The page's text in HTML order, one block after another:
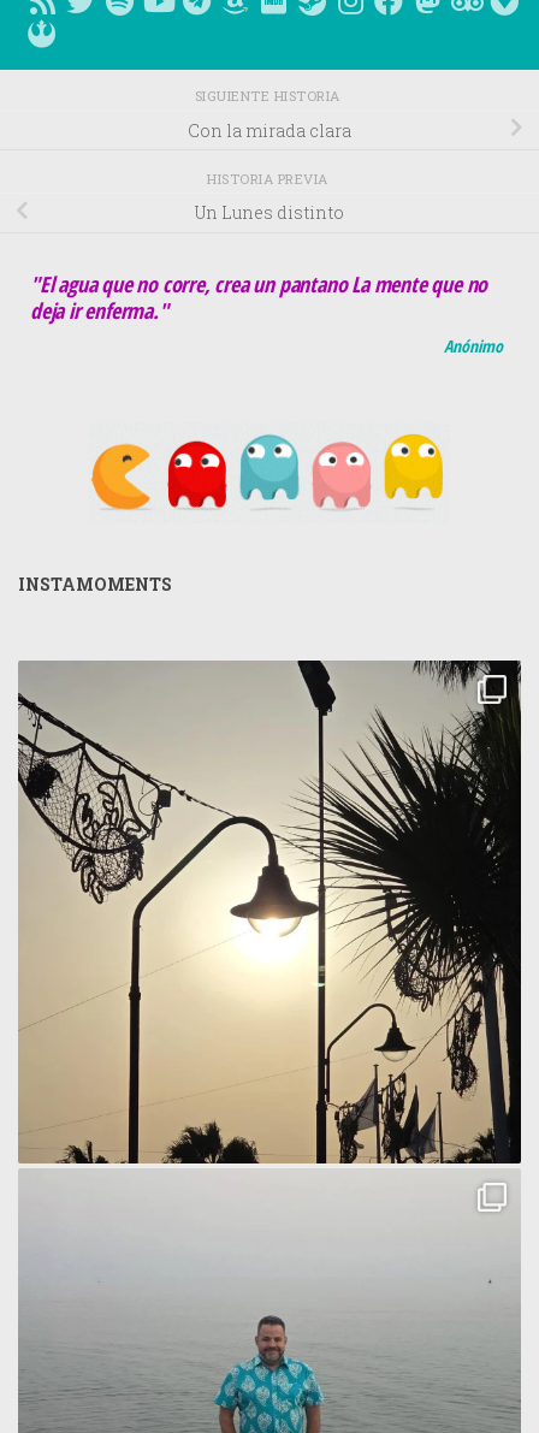
SIGUIENTE HISTORIA
Con la mirada clara
HISTORIA PREVIA
Un Lunes distinto
"El agua que no corre, crea un pantano La mente que no
deja ir enferma."
Anónimo
INSTAMOMENTS